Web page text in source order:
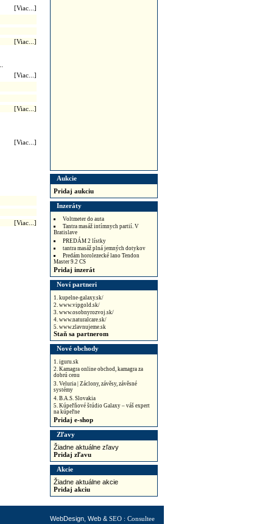
[Viac...]
[Viac...]
[Viac...]
[Viac...]
[Viac...]
[Viac...]
Aukcie
Pridaj aukciu
Inzeráty
Voltmeter do auta
Tantra masáž intímnych partií. V
Bratislave
PREDÁM 2 lístky
tantra masáž plná jemných dotykov
Predám horolezecké lano Tendon
Master 9.2 CS
Pridaj inzerát
Noví partneri
1. kupelne-galaxy.sk/
2. www.vipgold.sk/
3. www.osobnyrozvoj.sk/
4. www.naturalcare.sk/
5. www.zlavnujeme.sk
Staň sa partnerom
Nové obchody
1. iguru.sk
2. Kamagra online obchod, kamagra za
dobrú cenu
3. Veluria | Záclony, závěsy, závěsné
systémy
4. B.A.S. Slovakia
5. Kúpeľňové štúdio Galaxy – váš expert
na kúpeľne
Pridaj e-shop
Zľavy
Žiadne aktuálne zľavy
Pridaj zľavu
Akcie
Žiadne aktuálne akcie
Pridaj akciu
WebDesign, Web & SEO : Consultee